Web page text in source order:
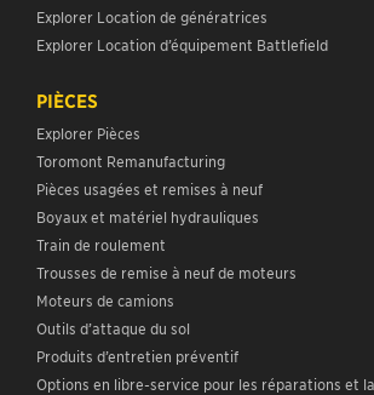
Explorer Location de génératrices
Explorer Location d’équipement Battlefield
PIÈCES
Explorer Pièces
Toromont Remanufacturing
Pièces usagées et remises à neuf
Boyaux et matériel hydrauliques
Train de roulement
Trousses de remise à neuf de moteurs
Moteurs de camions
Outils d’attaque du sol
Produits d’entretien préventif
Options en libre-service pour les réparations et